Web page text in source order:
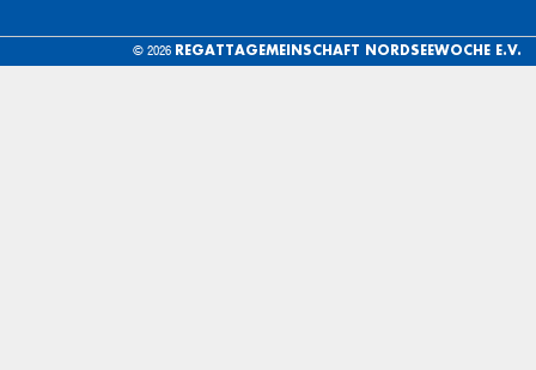
© 2026 REGATTAGEMEINSCHAFT NORDSEEWOCHE E.V.